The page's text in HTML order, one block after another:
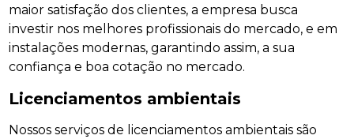
maior satisfação dos clientes, a empresa busca
investir nos melhores profissionais do mercado, e em
instalações modernas, garantindo assim, a sua
confiança e boa cotação no mercado.
Licenciamentos ambientais
Nossos serviços de licenciamentos ambientais são